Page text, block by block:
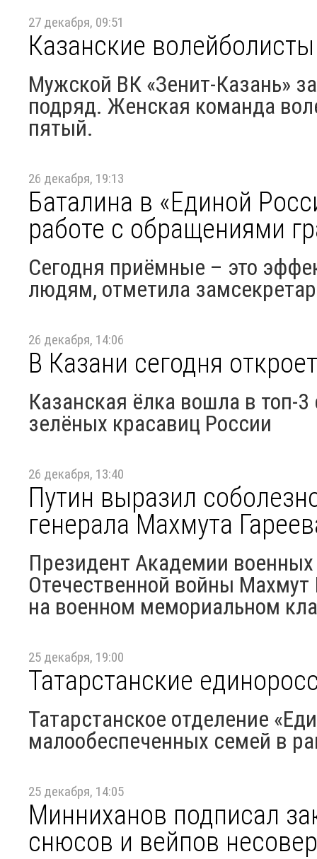
27 декабря, 09:51
Казанские
Мужской ВК «Зенит-Казань»
подряд. Женская команда
пятый.
26 декабря, 19:13
Баталина в «Единой
работе с обращениями
Сегодня приёмные – это
людям, отметила
26 декабря, 14:06
В Казани сегодня
Казанская ёлка вошла в топ-
зелёных красавиц России
26 декабря, 13:40
Путин выразил
генерала Махмута
Президент Академии военных
Отечественной войны Махмут
на военном мемориальном
25 декабря, 19:00
Татарстанские
Татарстанское отделение
малообеспеченных семей в
25 декабря, 14:05
Минниханов подписал
снюсов и вейпов